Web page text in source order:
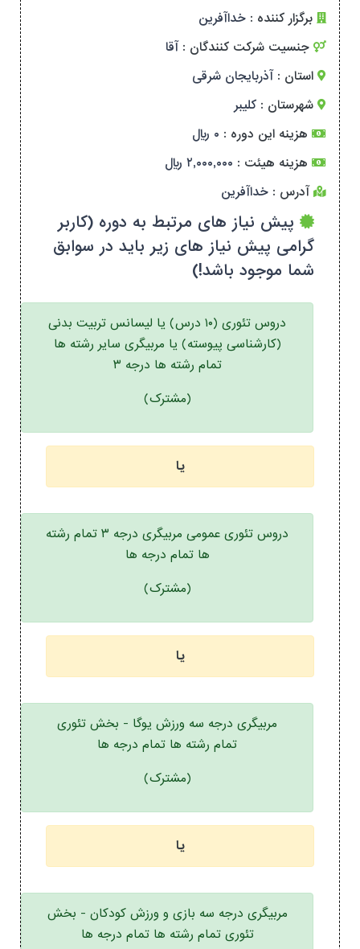
برگزار کننده : خداآفرین
جنسیت شرکت کنندگان : آقا
استان : آذربایجان شرقی
شهرستان : کلیبر
هزینه این دوره : ۰ ریال
هزینه هیئت : ۲,۰۰۰,۰۰۰ ریال
آدرس : خداآفرین
پیش نیاز های مرتبط به دوره (کاربر
گرامی پیش نیاز های زیر باید در سوابق
شما موجود باشد!)
دروس تئوری (۱۰ درس) یا لیسانس تربیت بدنی
(کارشناسی پیوسته) یا مربیگری سایر رشته ها
تمام رشته ها درجه ۳
(مشترک)
یا
دروس تئوری عمومی مربیگری درجه ۳ تمام رشته
ها تمام درجه ها
(مشترک)
یا
مربیگری درجه سه ورزش یوگا - بخش تئوری
تمام رشته ها تمام درجه ها
(مشترک)
یا
مربیگری درجه سه بازی و ورزش کودکان - بخش
تئوری تمام رشته ها تمام درجه ها